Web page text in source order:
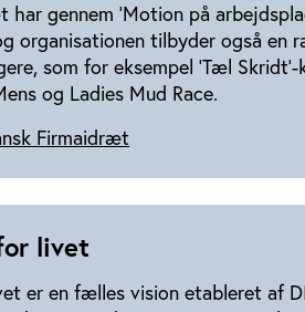
har gennem ’Motion på
organisationen tilbyder også en
som for eksempel ’Tæl
og Ladies Mud Race.
Firmaidræt
livet
er en fælles vision etableret af